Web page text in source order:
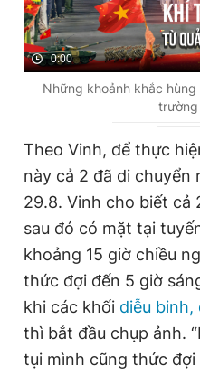
0:00
Những khoảnh khắc
Theo Vinh, để thực
này cả 2 đã di chuyển
29.8. Vinh cho biết cả
sau đó có mặt tại
khoảng 15 giờ chiều
thức đợi đến 5 giờ
khi các khối diễu binh,
thì bắt đầu chụp ảnh.
tụi mình cũng thức